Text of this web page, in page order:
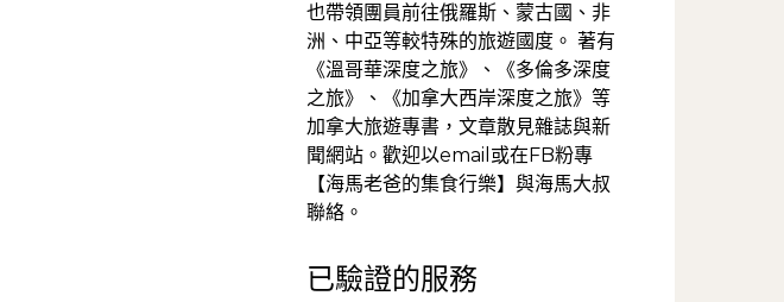
也帶領團員前往俄羅斯、蒙古國、非
洲、中亞等較特殊的旅遊國度。 著有
《溫哥華深度之旅》、《多倫多深度
之旅》、《加拿大西岸深度之旅》等
加拿大旅遊專書，文章散見雜誌與新
聞網站。歡迎以email或在FB粉專
【海馬老爸的集食行樂】與海馬大叔
聯絡。
已驗證的服務